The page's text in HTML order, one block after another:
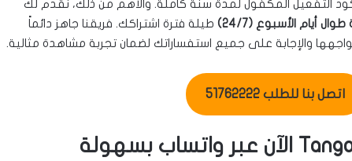
التفعيل المكفول لمدة سنة كاملة. والأهم من ذلك، نقدم لك
أيام الأسبوع (24/7)
طيلة فترة اشتراكك. فريقنا جاهز دائماً
والإجابة على جميع استفساراتك لضمان تجربة مشاهدة مثالية.
اتصل بنا للطلب 51762222